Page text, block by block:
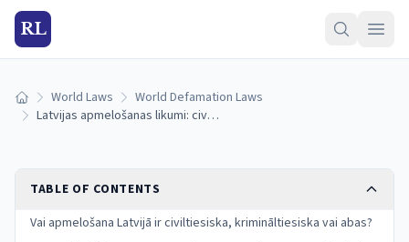
RL
Home World Laws
World Defamation Laws
Latvijas apmelošanas likumi: civiltiesiskā, krimināltiesiskā atbildība un aizstāvība
TABLE OF CONTENTS
Vai apmelošana Latvijā ir civiltiesiska, krimināltiesiska vai abas?